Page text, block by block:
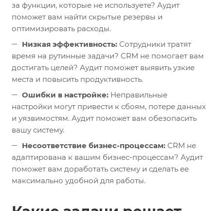
за функции, которые не используете? Аудит
поможет вам найти скрытые резервы и
оптимизировать расходы.
Низкая эффективность: Сотрудники тратят
время на рутинные задачи? CRM не помогает вам
достигать целей? Аудит поможет выявить узкие
места и повысить продуктивность.
Ошибки в настройке: Неправильные
настройки могут привести к сбоям, потере данных
и уязвимостям. Аудит поможет вам обезопасить
вашу систему.
Несоответствие бизнес-процессам: CRM не
адаптирована к вашим бизнес-процессам? Аудит
поможет вам доработать систему и сделать ее
максимально удобной для работы.